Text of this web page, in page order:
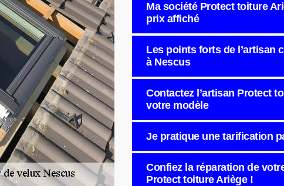
Ma société Protect toiture
prix affiché
Les points forts de l’artisan
à Nescus
Contactez l’artisan Protect
votre modèle
Je pratique une tarification
Confiez la réparation de
Protect toiture Ariège !